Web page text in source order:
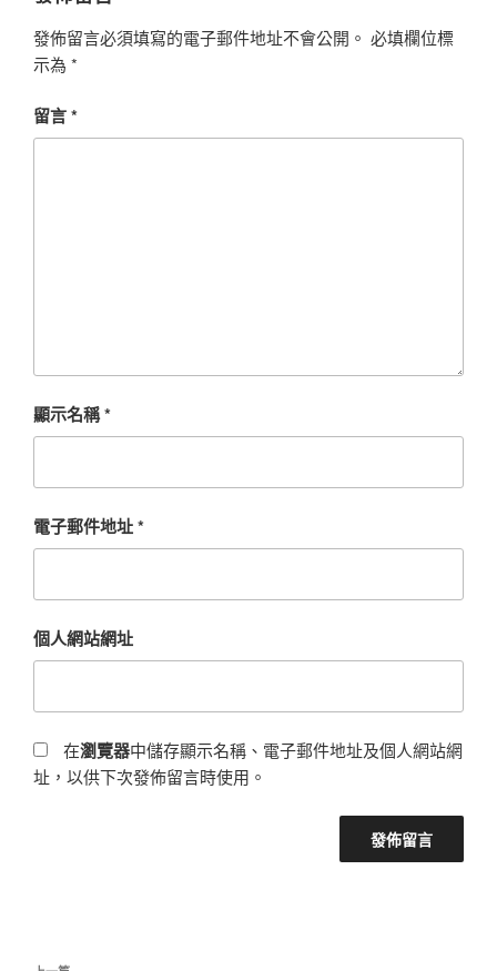
發佈留言必須填寫的電子郵件地址不會公開。 必填欄位標
示為 *
留言*
顯示名稱*
電子郵件地址*
個人網站網址
在瀏覽器中儲存顯示名稱、電子郵件地址及個人網站網
址，以供下次發佈留言時使用。
文